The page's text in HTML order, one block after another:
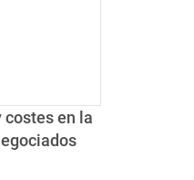
en la